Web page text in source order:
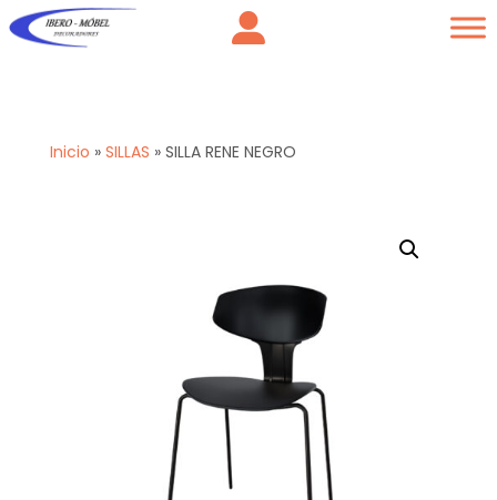
Inicio » SILLAS » SILLA RENE NEGRO